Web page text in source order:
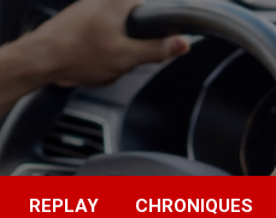
REPLAY CHRONIQUES